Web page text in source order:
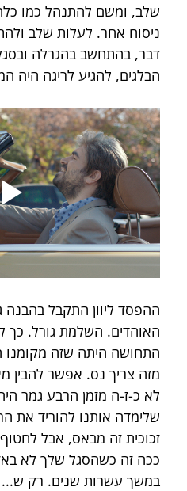
שלב, ומשם להתנהל כמו כלה
ניסוח אחר. לעלות שלב
דבר, בהתחשב בהגרלה
הבלגים, להגיע לריגה היה
ההפסד ליוון התקבל בהבנה
האוהדים. השלמת גורל. כך
התחושה היתה שזה מקומנו
מזה צריך נס. אפשר להבין
לא כ-ז-ה מזמן הרבע גמר
שלימדה אותנו להוריד את
זכוכית זה מבאס, אבל
ככה זה כשהסגל שלך לא
במשך עשרות שנים. רק